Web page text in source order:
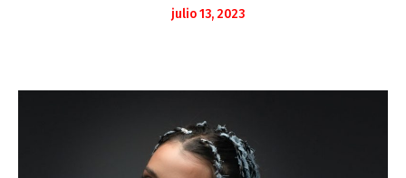
julio 13, 2023